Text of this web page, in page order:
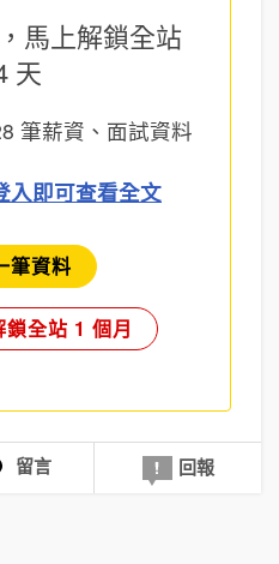
馬上解鎖全站
天
筆薪資、面試資料
入即可查看全文
筆資料
全站 1 個月
留言 回報